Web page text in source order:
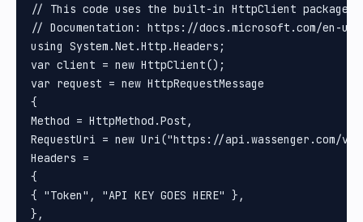
// This code uses the built-in HttpClient package in
// Documentation: https://docs.microsoft.com/en-
using System.Net.Http.Headers;
var client = new HttpClient();
var request = new HttpRequestMessage
{
Method = HttpMethod.Post,
RequestUri = new Uri("https://api.wassenger.com/
Headers =
{
{ "Token", "API KEY GOES HERE" },
},